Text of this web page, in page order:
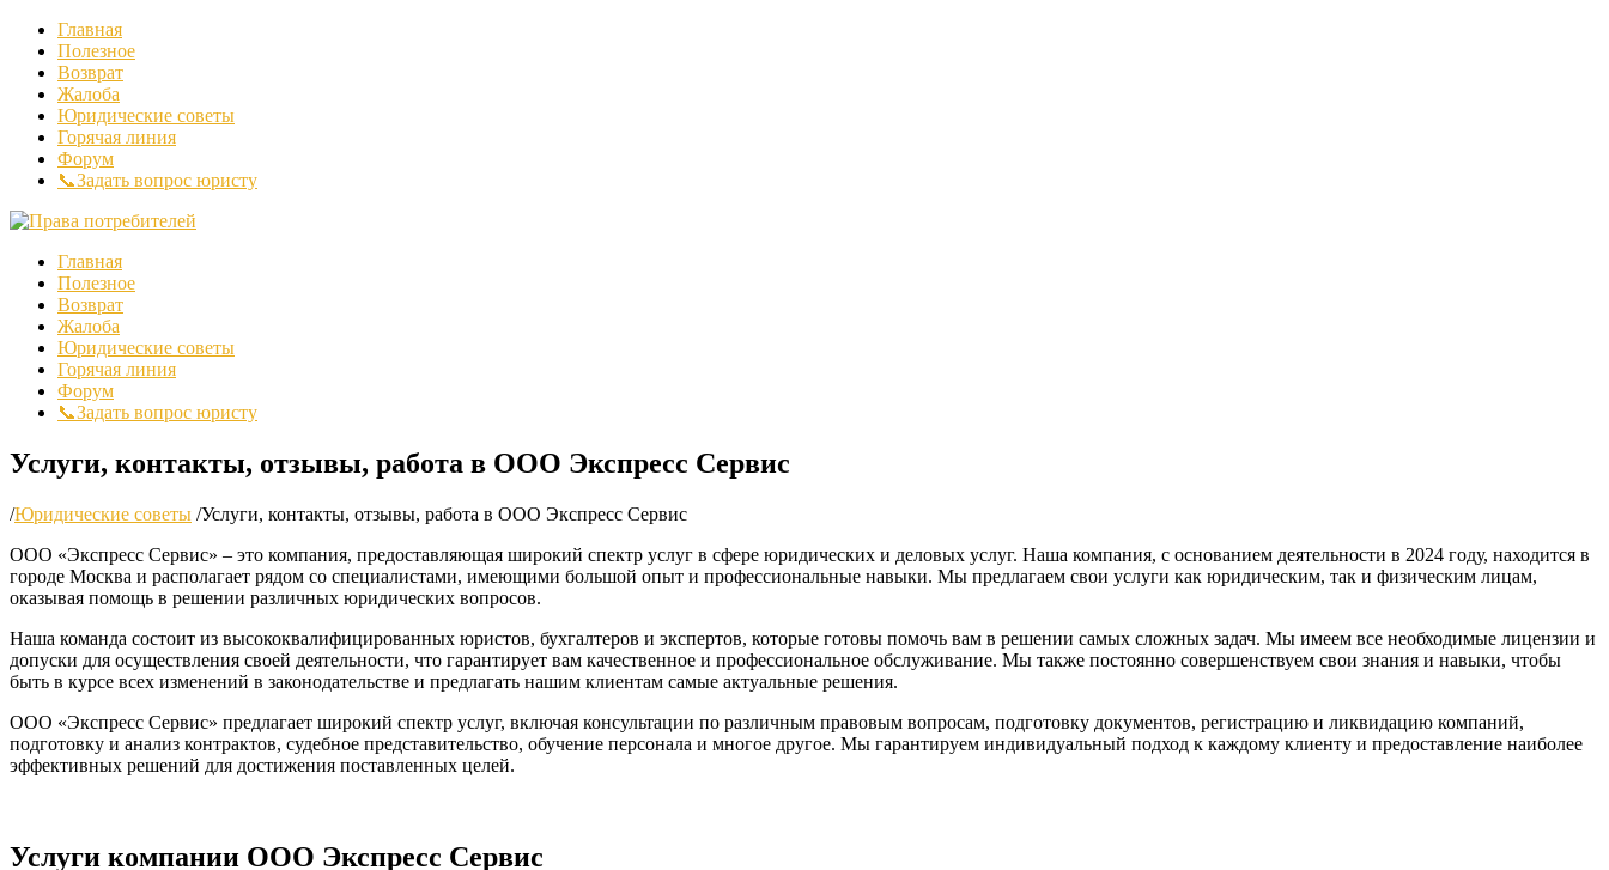
Главная
Полезное
Возврат
Жалоба
Юридические советы
Горячая линия
Форум
📞Задать вопрос юристу
Главная
Полезное
Возврат
Жалоба
Юридические советы
Горячая линия
Форум
📞Задать вопрос юристу
Услуги, контакты, отзывы, работа в ООО Экспресс Сервис
/Юридические советы /Услуги, контакты, отзывы, работа в ООО Экспресс Сервис
ООО «Экспресс Сервис» – это компания, предоставляющая широкий спектр услуг в сфере юридических и деловых услуг. Наша компания, с основанием деятельности в 2024 году, находится в
городе Москва и располагает рядом со специалистами, имеющими большой опыт и профессиональные навыки. Мы предлагаем свои услуги как юридическим, так и физическим лицам,
оказывая помощь в решении различных юридических вопросов.
Наша команда состоит из высококвалифицированных юристов, бухгалтеров и экспертов, которые готовы помочь вам в решении самых сложных задач. Мы имеем все необходимые лицензии и
допуски для осуществления своей деятельности, что гарантирует вам качественное и профессиональное обслуживание. Мы также постоянно совершенствуем свои знания и навыки, чтобы
быть в курсе всех изменений в законодательстве и предлагать нашим клиентам самые актуальные решения.
ООО «Экспресс Сервис» предлагает широкий спектр услуг, включая консультации по различным правовым вопросам, подготовку документов, регистрацию и ликвидацию компаний,
подготовку и анализ контрактов, судебное представительство, обучение персонала и многое другое. Мы гарантируем индивидуальный подход к каждому клиенту и предоставление наиболее
эффективных решений для достижения поставленных целей.
Услуги компании ООО Экспресс Сервис